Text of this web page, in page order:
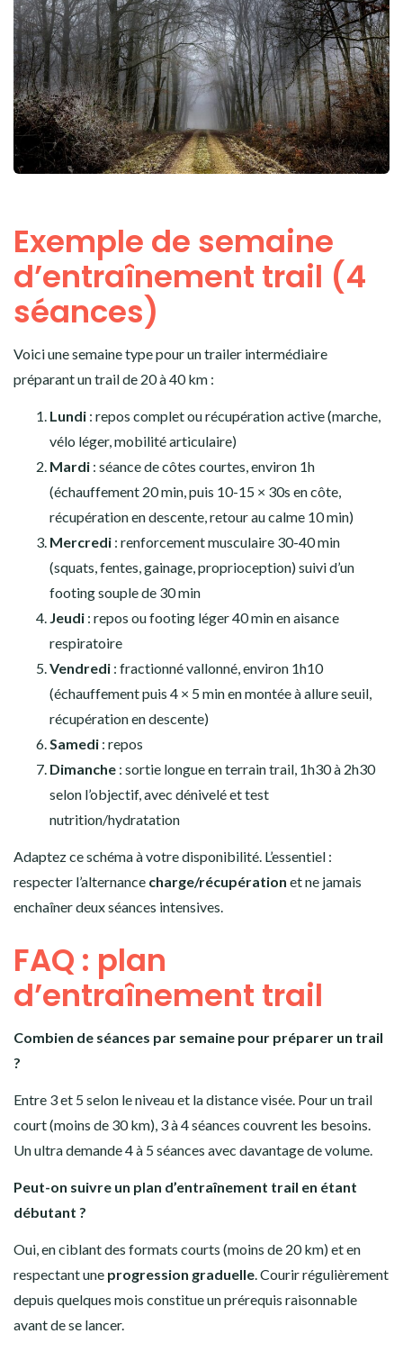
Exemple de semaine
d’entraînement trail (4
séances)
Voici une semaine type pour un trailer intermédiaire
préparant un trail de 20 à 40 km :
Lundi : repos complet ou récupération active (marche,
vélo léger, mobilité articulaire)
Mardi : séance de côtes courtes, environ 1h
(échauffement 20 min, puis 10-15 × 30s en côte,
récupération en descente, retour au calme 10 min)
Mercredi : renforcement musculaire 30-40 min
(squats, fentes, gainage, proprioception) suivi d’un
footing souple de 30 min
Jeudi : repos ou footing léger 40 min en aisance
respiratoire
Vendredi : fractionné vallonné, environ 1h10
(échauffement puis 4 × 5 min en montée à allure seuil,
récupération en descente)
Samedi : repos
Dimanche : sortie longue en terrain trail, 1h30 à 2h30
selon l’objectif, avec dénivelé et test
nutrition/hydratation
Adaptez ce schéma à votre disponibilité. L’essentiel :
respecter l’alternance charge/récupération et ne jamais
enchaîner deux séances intensives.
FAQ : plan
d’entraînement trail
Combien de séances par semaine pour préparer un trail
?
Entre 3 et 5 selon le niveau et la distance visée. Pour un trail
court (moins de 30 km), 3 à 4 séances couvrent les besoins.
Un ultra demande 4 à 5 séances avec davantage de volume.
Peut-on suivre un plan d’entraînement trail en étant
débutant ?
Oui, en ciblant des formats courts (moins de 20 km) et en
respectant une progression graduelle. Courir régulièrement
depuis quelques mois constitue un prérequis raisonnable
avant de se lancer.